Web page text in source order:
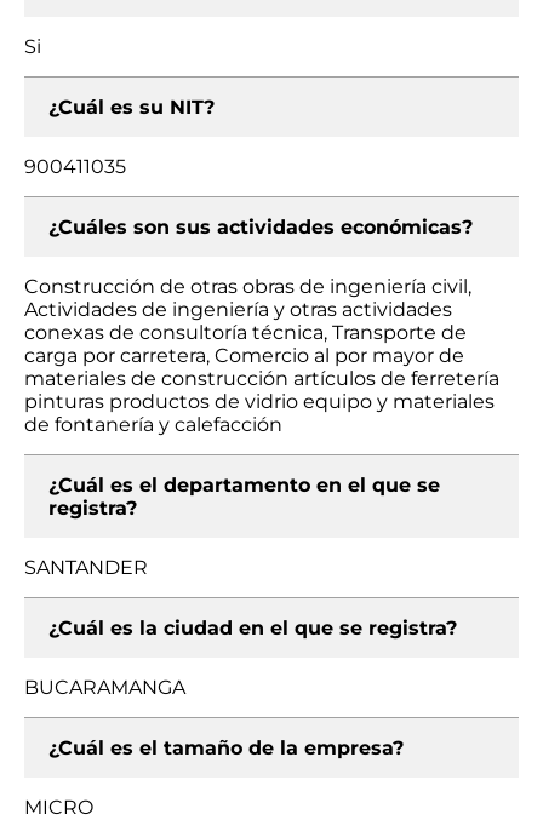
Si
¿Cuál es su NIT?
900411035
¿Cuáles son sus actividades económicas?
Construcción de otras obras de ingeniería civil,
Actividades de ingeniería y otras actividades
conexas de consultoría técnica, Transporte de
carga por carretera, Comercio al por mayor de
materiales de construcción artículos de ferretería
pinturas productos de vidrio equipo y materiales
de fontanería y calefacción
¿Cuál es el departamento en el que se
registra?
SANTANDER
¿Cuál es la ciudad en el que se registra?
BUCARAMANGA
¿Cuál es el tamaño de la empresa?
MICRO